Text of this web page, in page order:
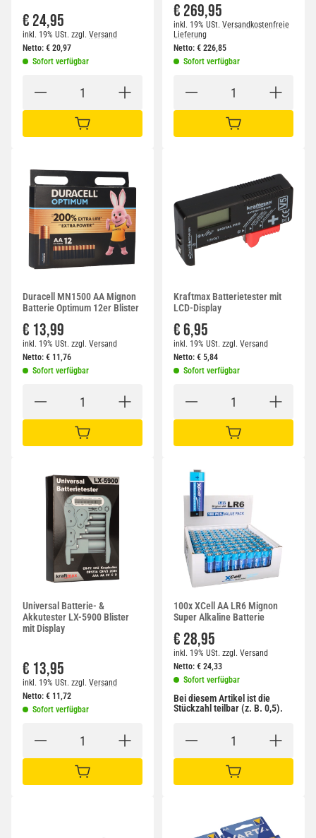
€ 24,95
inkl. 19% USt. zzgl. Versand
Netto: € 20,97
Sofort verfügbar
IN DEN WARENKORB
€ 269,95
inkl. 19% USt. Versandkostenfreie
Lieferung
Netto: € 226,85
Sofort verfügbar
IN DEN WARENKORB
Duracell MN1500 AA Mignon
Batterie Optimum 12er Blister
€ 13,99
inkl. 19% USt. zzgl. Versand
Netto: € 11,76
Sofort verfügbar
IN DEN WARENKORB
Kraftmax Batterietester mit
LCD-Display
€ 6,95
inkl. 19% USt. zzgl. Versand
Netto: € 5,84
Sofort verfügbar
IN DEN WARENKORB
Universal Batterie- &
Akkutester LX-5900 Blister
mit Display
€ 13,95
inkl. 19% USt. zzgl. Versand
Netto: € 11,72
Sofort verfügbar
IN DEN WARENKORB
100x XCell AA LR6 Mignon
Super Alkaline Batterie
€ 28,95
inkl. 19% USt. zzgl. Versand
Netto: € 24,33
Sofort verfügbar
Bei diesem Artikel ist die
Stückzahl teilbar (z. B. 0,5).
IN DEN WARENKORB